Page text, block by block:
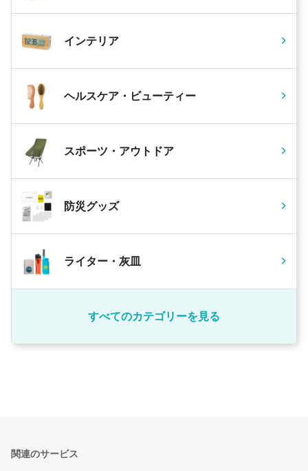
インテリア
ヘルスケア・ビューティー
スポーツ・アウトドア
防災グッズ
ライター・灰皿
すべてのカテゴリーを見る
関連のサービス